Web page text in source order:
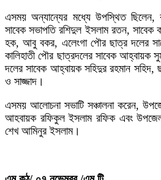
এসময় অন্যান্যের মধ্যে উপস্থিত ছিলেন,
সাবেক সভাপতি রশিদুল ইসলাম রতন, সাবেক
হক, আবু বকর, এলেংগা পৌর ছাত্র দলের
কালিহাতী পৌর ছাত্রদলের সাবেক আহ্বায়ক
দলের সাবেক আহ্বায়ক সহিদুর রহমান সহিদ,
ও সাজ্জাদ।
এসময় আলোচনা সভাটি সঞ্চালনা করেন,
আহবায়ক রফিকুল ইসলাম রফিক এবং
শেখ আমিনুর ইসলাম।